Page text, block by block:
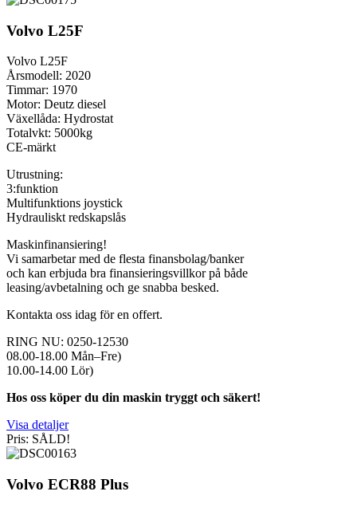
Volvo L25F
Volvo L25F
Årsmodell: 2020
Timmar: 1970
Motor: Deutz diesel
Växellåda: Hydrostat
Totalvkt: 5000kg
CE-märkt
Utrustning:
3:funktion
Multifunktions joystick
Hydrauliskt redskapslås
Maskinfinansiering!
Vi samarbetar med de flesta finansbolag/banker
och kan erbjuda bra finansieringsvillkor på både
leasing/avbetalning och ge snabba besked.
Kontakta oss idag för en offert.
RING NU: 0250-12530
08.00-18.00 Mån–Fre)
10.00-14.00 Lör)
Hos oss köper du din maskin tryggt och säkert!
Visa detaljer
Pris: SÅLD!
Volvo ECR88 Plus